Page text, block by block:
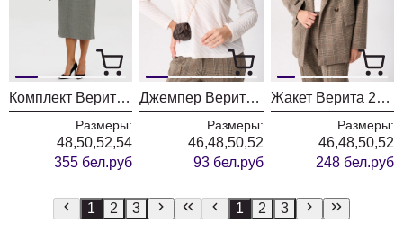
Комплект Верита 2385 светлый
Размеры:
48,50,52,54
355 бел.руб
Джемпер Верита 2409-1
Размеры:
46,48,50,52
93 бел.руб
Жакет Верита 2409-2
Размеры:
46,48,50,52
248 бел.руб
1 2 3 1 2 3